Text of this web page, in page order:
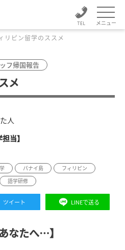
メニュー
リピン留学のススメ
フ帰国報告
メ
人
担当】
パナイ島
フィリピン
語学研修
ツイート LINEで送る
なたへ…】